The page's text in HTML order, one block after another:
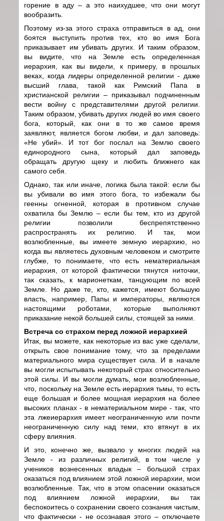
горение в аду – а это наихудшее, что они могут
вообразить.
Поэтому из-за этого страха отправиться в ад, они
боятся выступить против тех, кто во имя Бога
приказывает им убивать других. И таким образом,
вы видите, что на Земле есть определенная
иерархия, как вы видели, к примеру, в прошлых
веках, когда лидеры определенной религии - даже
высший глава, такой как Римский Папа в
христианской религии – приказывал подчиненным
вести войну с представителями другой религии.
Таким образом, убивать других людей во имя своего
бога, который, как они в то же самое время
заявляют, является богом любви, и дал заповедь:
«Не убий». И тот бог послал на Землю своего
единородного сына, который дал заповедь
обращать другую щеку и любить ближнего как
самого себя.
Однако, так или иначе, логика была такой: если бы
вы убивали во имя этого бога, то избежали бы
геенны огненной, которая в противном случае
охватила бы Землю – если бы тем, кто из другой
религии позволили беспрепятственно
распространять их религию. И так, мои
возлюбленные, вы имеете земную иерархию, но
когда вы являетесь духовным человеком и смотрите
глубже, то понимаете, что есть нематериальная
иерархия, от которой фактически тянутся ниточки,
так сказать, к марионеткам, танцующим по всей
Земле. Но даже те, кто, кажется, имеют большую
власть, например, Папы и императоры, являются
настоящими роботами, которые выполняют
приказание некой большей силы, стоящей за ними.
Встреча со страхом перед ложной иерархией
Итак, вы можете, как некоторые из вас уже сделали,
открыть свое понимание тому, что за пределами
материального мира существует сила. И в начале
вы могли испытывать некоторый страх относительно
этой силы. И вы могли думать, мои возлюбленные,
что, поскольку на Земле есть иерархия тьмы, то есть
еще большая и более мощная иерархия на более
высоких планах - в нематериальном мире - так, что
эта лжеиерархия имеет неограниченную или почти
неограниченную силу над теми, кто втянут в их
сферу влияния.
И это, конечно же, вызвало у многих людей на
Земле - из различных религий, в том числе у
учеников вознесенных владык – большой страх
оказаться под влиянием этой ложной иерархии, мои
возлюбленные. Так, что в этом опасении оказаться
под влиянием ложной иерархии, вы так
беспокоитесь о сохранении своего сознания чистым,
что фактически - не осознавая этого – отключаете